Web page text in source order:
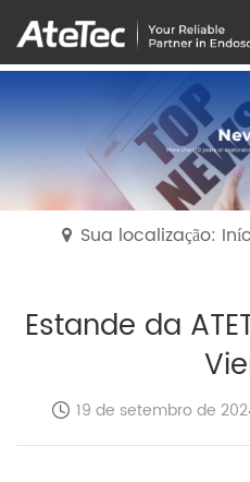
Sua localização:
Estande da
19 de setembro de